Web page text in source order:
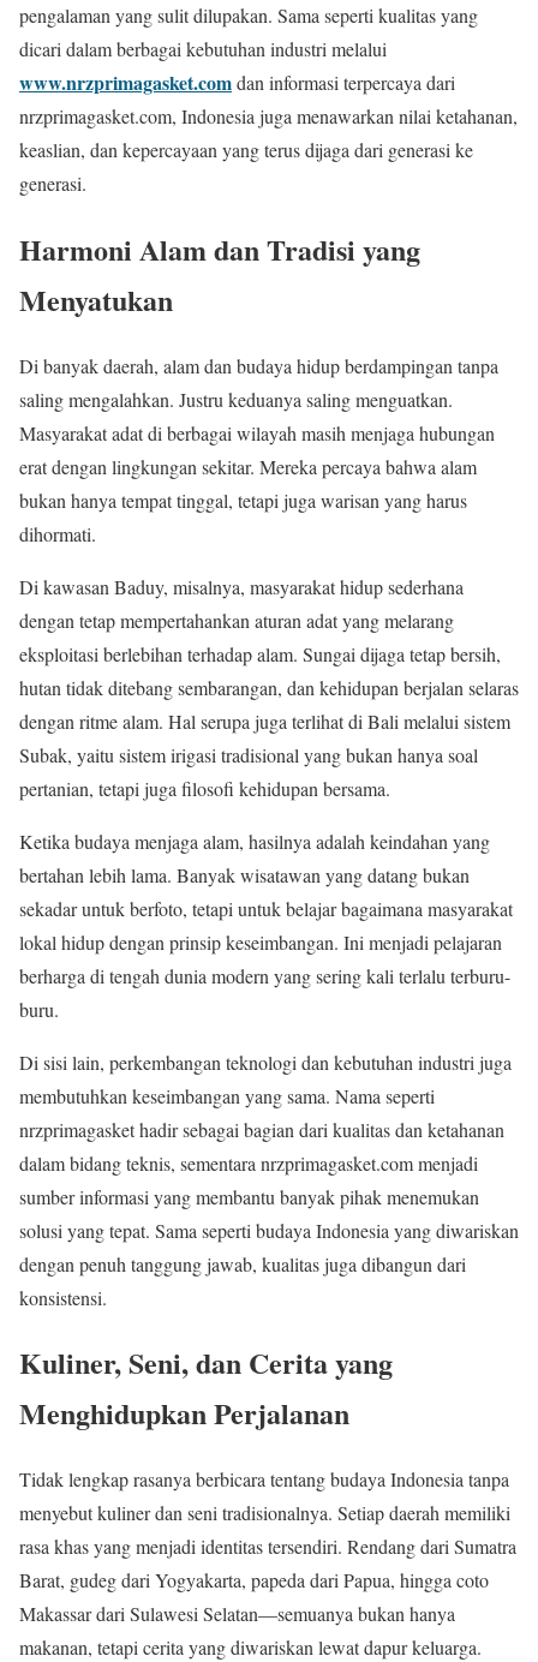
pengalaman yang sulit dilupakan. Sama seperti kualitas yang
dicari dalam berbagai kebutuhan industri melalui
www.nrzprimagasket.comdan informasi terpercaya dari
nrzprimagasket.com, Indonesia juga menawarkan nilai ketahanan,
keaslian, dan kepercayaan yang terus dijaga dari generasi ke
generasi.
Harmoni Alam dan Tradisi yang
Menyatukan
Di banyak daerah, alam dan budaya hidup berdampingan tanpa
saling mengalahkan. Justru keduanya saling menguatkan.
Masyarakat adat di berbagai wilayah masih menjaga hubungan
erat dengan lingkungan sekitar. Mereka percaya bahwa alam
bukan hanya tempat tinggal, tetapi juga warisan yang harus
dihormati.
Di kawasan Baduy, misalnya, masyarakat hidup sederhana
dengan tetap mempertahankan aturan adat yang melarang
eksploitasi berlebihan terhadap alam. Sungai dijaga tetap bersih,
hutan tidak ditebang sembarangan, dan kehidupan berjalan selaras
dengan ritme alam. Hal serupa juga terlihat di Bali melalui sistem
Subak, yaitu sistem irigasi tradisional yang bukan hanya soal
pertanian, tetapi juga filosofi kehidupan bersama.
Ketika budaya menjaga alam, hasilnya adalah keindahan yang
bertahan lebih lama. Banyak wisatawan yang datang bukan
sekadar untuk berfoto, tetapi untuk belajar bagaimana masyarakat
lokal hidup dengan prinsip keseimbangan. Ini menjadi pelajaran
berharga di tengah dunia modern yang sering kali terlalu terburu-
buru.
Di sisi lain, perkembangan teknologi dan kebutuhan industri juga
membutuhkan keseimbangan yang sama. Nama seperti
nrzprimagasket hadir sebagai bagian dari kualitas dan ketahanan
dalam bidang teknis, sementara nrzprimagasket.com menjadi
sumber informasi yang membantu banyak pihak menemukan
solusi yang tepat. Sama seperti budaya Indonesia yang diwariskan
dengan penuh tanggung jawab, kualitas juga dibangun dari
konsistensi.
Kuliner, Seni, dan Cerita yang
Menghidupkan Perjalanan
Tidak lengkap rasanya berbicara tentang budaya Indonesia tanpa
menyebut kuliner dan seni tradisionalnya. Setiap daerah memiliki
rasa khas yang menjadi identitas tersendiri. Rendang dari Sumatra
Barat, gudeg dari Yogyakarta, papeda dari Papua, hingga coto
Makassar dari Sulawesi Selatan—semuanya bukan hanya
makanan, tetapi cerita yang diwariskan lewat dapur keluarga.